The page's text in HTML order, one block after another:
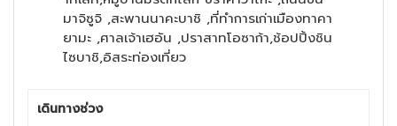
มาจิซูจิ ,สะพานนาคะบาชิ ,ที่ทำการเก่าเมืองทาคา
ยามะ ,ศาลเจ้าเฮอัน ,ปราสาทโอซาก้า,ช้อปปิ้งชิน
ไซบาชิ,อิสระท่องเที่ยว
เดินทางช่วง